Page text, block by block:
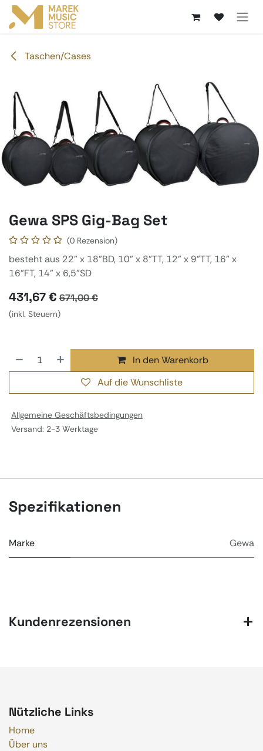
Zum Inhalt springen
Taschen/Cases
Gewa SPS Gig-Bag Set
(0 Rezension)
besteht aus 22" x 18"BD, 10" x 8"TT, 12" x 9"TT, 16" x
16"FT, 14" x 6,5"SD
431,67€ 671,00€
(inkl. Steuern)
In den Warenkorb
Auf die Wunschliste
Allgemeine Geschäftsbedingungen
Versand: 2-3 Werktage
Spezifikationen
Marke Gewa
Kundenrezensionen
Nützliche Links
Home
Über uns